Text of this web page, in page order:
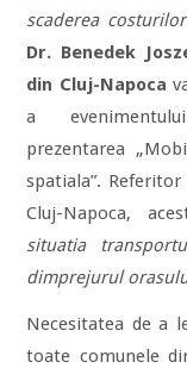
scaderea
Dr. Benedek
din Cluj-Napoca
a
prezentarea
spatiala”.
Cluj-Napoca,
situatia
dimprejurul
Necesitatea de a
toate comunele